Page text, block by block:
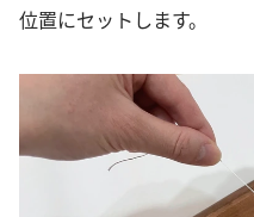
位置にセットします。